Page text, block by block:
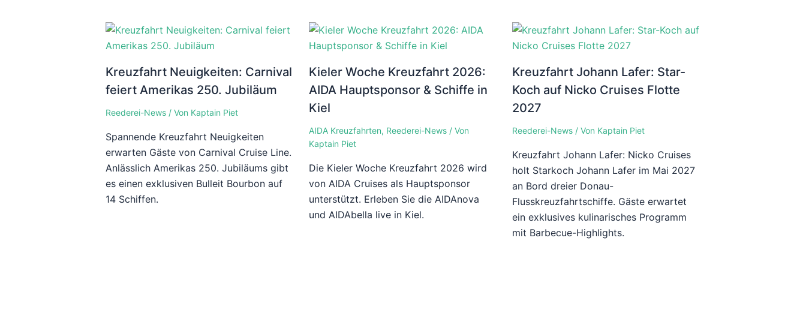
Kreuzfahrt Neuigkeiten: Carnival
feiert Amerikas 250. Jubiläum
Reederei-News / Von Kaptain Piet
Spannende Kreuzfahrt Neuigkeiten
erwarten Gäste von Carnival Cruise Line.
Anlässlich Amerikas 250. Jubiläums gibt
es einen exklusiven Bulleit Bourbon auf
14 Schiffen.
Kieler Woche Kreuzfahrt 2026:
AIDA Hauptsponsor & Schiffe in
Kiel
AIDA Kreuzfahrten, Reederei-News / Von
Kaptain Piet
Die Kieler Woche Kreuzfahrt 2026 wird
von AIDA Cruises als Hauptsponsor
unterstützt. Erleben Sie die AIDAnova
und AIDAbella live in Kiel.
Kreuzfahrt Johann Lafer: Star-
Koch auf Nicko Cruises Flotte
2027
Reederei-News/ Von Kaptain Piet
Kreuzfahrt Johann Lafer: Nicko Cruises
holt Starkoch Johann Lafer im Mai 2027
an Bord dreier Donau-
Flusskreuzfahrtschiffe. Gäste erwartet
ein exklusives kulinarisches Programm
mit Barbecue-Highlights.